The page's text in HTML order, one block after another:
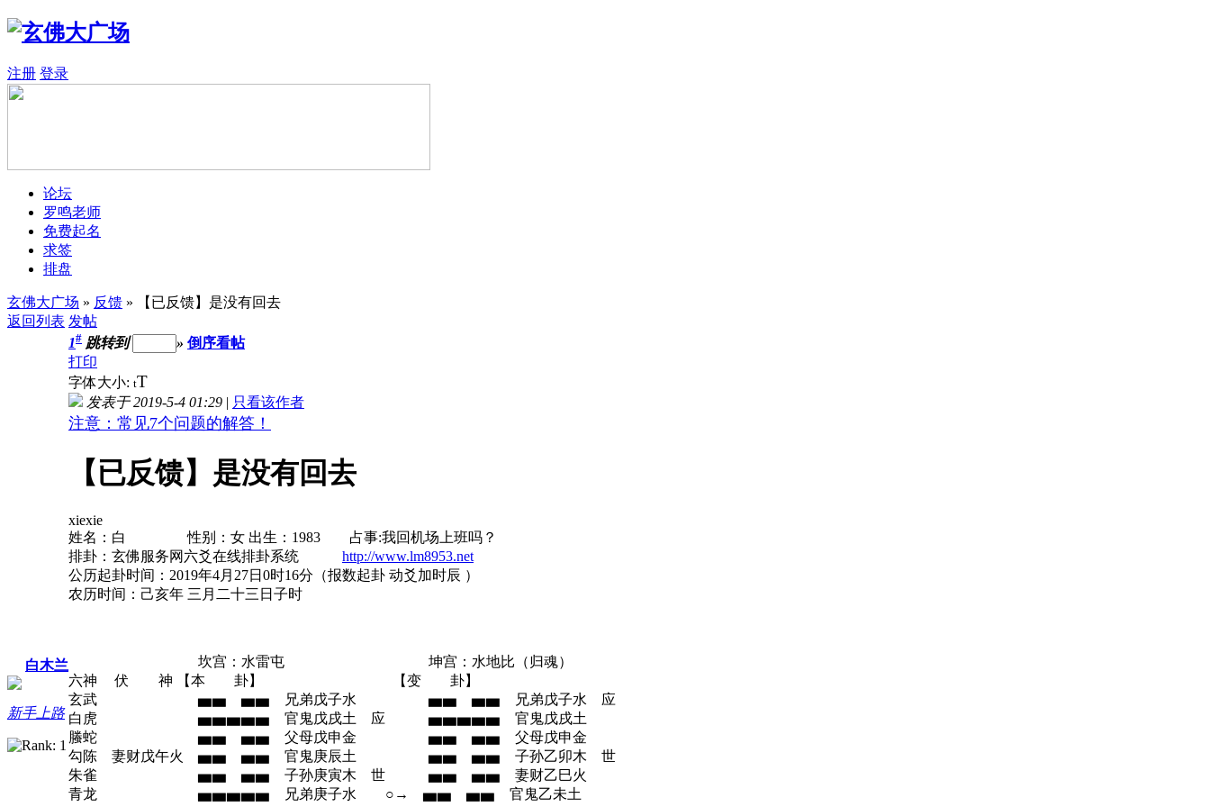
注册 登录
论坛
罗鸣老师
免费起名
求签
排盘
玄佛大广场 » 反馈 » 【已反馈】是没有回去
返回列表 发帖
白木兰
新手上路
1# 跳转到 » 倒序看帖
打印
字体大小: tT
发表于 2019-5-4 01:29 | 只看该作者
注意：常见7个问题的解答！
【已反馈】是没有回去
xiexie
姓名：白 性别：女 出生：1983 占事:我回机场上班吗？
排卦：玄佛服务网六爻在线排卦系统 http://www.lm8953.net
公历起卦时间：2019年4月27日0时16分（报数起卦 动爻加时辰 ）
农历时间：己亥年 三月二十三日子时
坎宫：水雷屯 坤宫：水地比（归魂）
六神 伏 神 【本 卦】 【变 卦】
玄武 ▅▅ ▅▅ 兄弟戊子水 ▅▅ ▅▅ 兄弟戊子水 应
白虎 ▅▅▅▅▅ 官鬼戊戌土 应 ▅▅▅▅▅ 官鬼戊戌土
螣蛇 ▅▅ ▅▅ 父母戊申金 ▅▅ ▅▅ 父母戊申金
勾陈 妻财戊午火 ▅▅ ▅▅ 官鬼庚辰土 ▅▅ ▅▅ 子孙乙卯木 世
朱雀 ▅▅ ▅▅ 子孙庚寅木 世 ▅▅ ▅▅ 妻财乙巳火
青龙 ▅▅▅▅▅ 兄弟庚子水 ○→ ▅▅ ▅▅ 官鬼乙未土